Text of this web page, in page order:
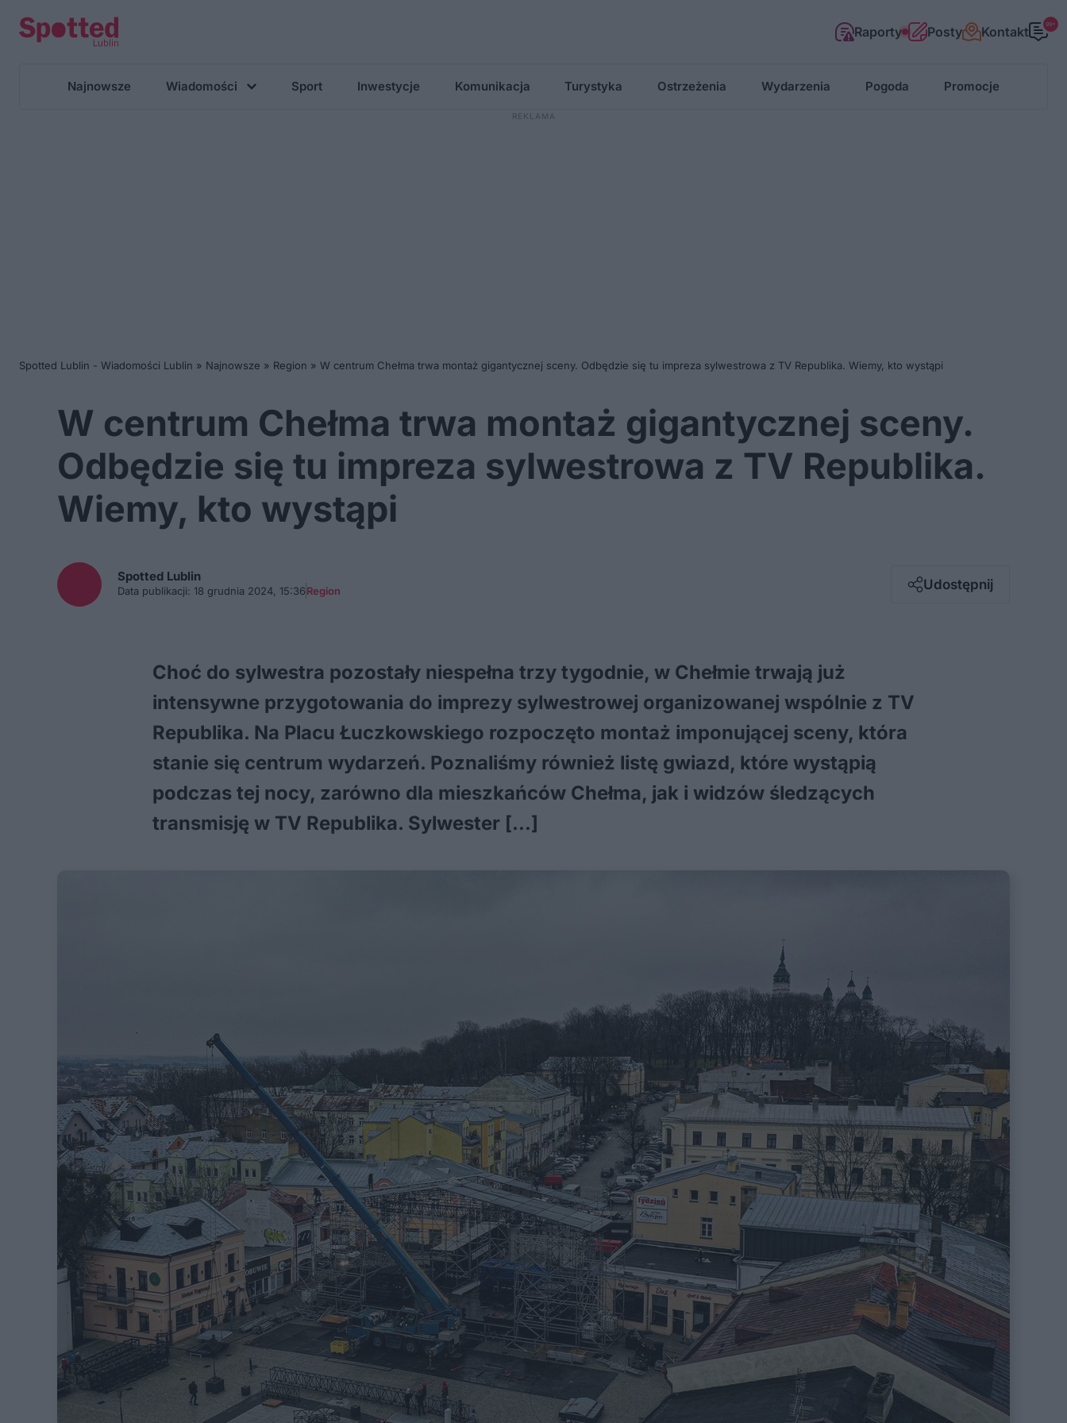
Raporty Posty Kontakt 99+
Najnowsze Wiadomości Sport Inwestycje Komunikacja Turystyka Ostrzeżenia Wydarzenia Pogoda Promocje
Spotted Lublin - Wiadomości Lublin » Najnowsze » Region » W centrum Chełma trwa montaż gigantycznej sceny. Odbędzie się tu impreza sylwestrowa z TV Republika. Wiemy, kto wystąpi
W centrum Chełma trwa montaż gigantycznej sceny.
Odbędzie się tu impreza sylwestrowa z TV Republika.
Wiemy, kto wystąpi
Spotted Lublin
Data publikacji: 18 grudnia 2024, 15:36Region Udostępnij
Messenger
Choć do sylwestra pozostały niespełna trzy tygodnie, w Chełmie trwają już
intensywne przygotowania do imprezy sylwestrowej organizowanej wspólnie z TV
Republika. Na Placu Łuczkowskiego rozpoczęto montaż imponującej sceny, która
stanie się centrum wydarzeń. Poznaliśmy również listę gwiazd, które wystąpią
podczas tej nocy, zarówno dla mieszkańców Chełma, jak i widzów śledzących
transmisję w TV Republika. Sylwester […]